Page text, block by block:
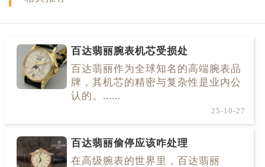
百达翡丽腕表机芯受损处
百达翡丽作为全球知名的高端腕表品
牌，其机芯的精密与复杂性是业内公
认的。......
25-10-27
百达翡丽偷停应该咋处理
在高级腕表的世界里，百达翡丽